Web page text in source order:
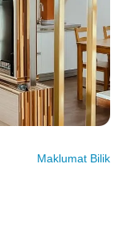
Maklumat Bilik